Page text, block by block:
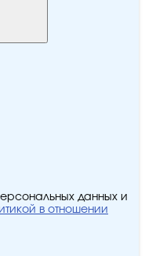
данных и
в отношении